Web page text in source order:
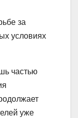
за
условиях
частью
уже